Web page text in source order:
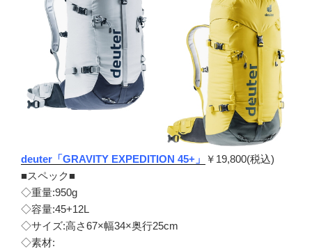
deuter「GRAVITY EXPEDITION 45+」
￥19,800(税込)
■スペック■
◇重量:950g
◇容量:45+12L
◇サイズ:高さ67×幅34×奥行25cm
◇素材: